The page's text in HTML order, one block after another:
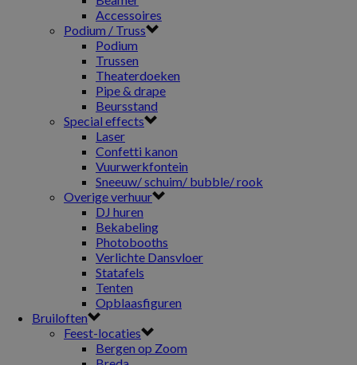
Accessoires
Podium / Truss
Podium
Trussen
Theaterdoeken
Pipe & drape
Beursstand
Special effects
Laser
Confetti kanon
Vuurwerkfontein
Sneeuw/ schuim/ bubble/ rook
Overige verhuur
DJ huren
Bekabeling
Photobooths
Verlichte Dansvloer
Statafels
Tenten
Opblaasfiguren
Bruiloften
Feest-locaties
Bergen op Zoom